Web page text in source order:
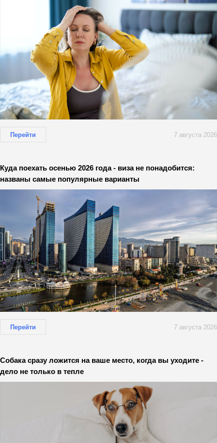
Перейти 7 августа 2026
Куда поехать осенью 2026 года - виза не понадобится:
названы самые популярные варианты
Перейти 7 августа 2026
Собака сразу ложится на ваше место, когда вы уходите -
дело не только в тепле